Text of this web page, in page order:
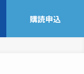
購読申込